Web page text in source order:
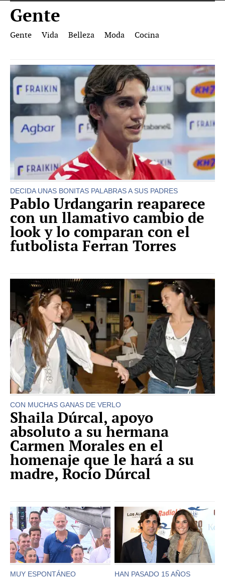
Gente
Gente Vida Belleza Moda Cocina
DECIDA UNAS BONITAS PALABRAS A SUS PADRES
Pablo Urdangarin reaparece
con un llamativo cambio de
look y lo comparan con el
futbolista Ferran Torres
CON MUCHAS GANAS DE VERLO
Shaila Dúrcal, apoyo
absoluto a su hermana
Carmen Morales en el
homenaje que le hará a su
madre, Rocío Dúrcal
MUY ESPONTÁNEO HAN PASADO 15 AÑOS